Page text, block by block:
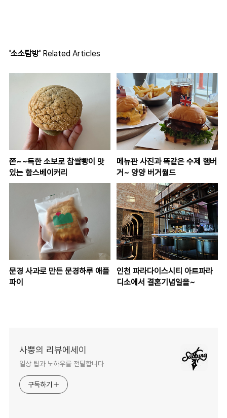
'소소탐방' Related Articles
쫀~~득한 소보로 찹쌀빵이 맛
있는 함스베이커리
메뉴판 사진과 똑같은 수제 햄버
거~ 양양 버거월드
문경 사과로 만든 문경하루 애플
파이
인천 파라다이스시티 아트파라
디소에서 결혼기념일을~
사뿡의 리뷰에세이
일상 팁과 노하우를 전달합니다
구독하기